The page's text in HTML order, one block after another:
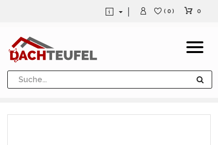
Dachrinne und Fallrohre
Werkzeuge und Löttechnik
( 0 ) 0